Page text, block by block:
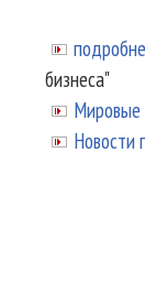
бизнеса"
Мировые
Новости